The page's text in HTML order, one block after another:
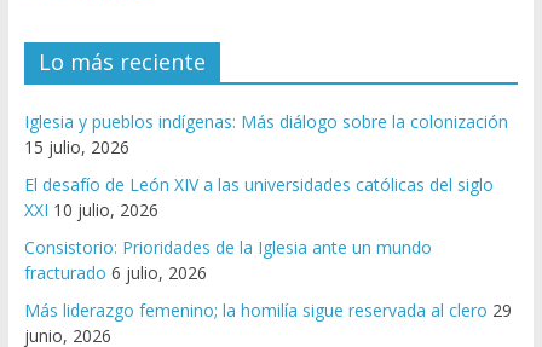
Lo más reciente
Iglesia y pueblos indígenas: Más diálogo sobre la colonización
15 julio, 2026
El desafío de León XIV a las universidades católicas del siglo
XXI 10 julio, 2026
Consistorio: Prioridades de la Iglesia ante un mundo
fracturado 6 julio, 2026
Más liderazgo femenino; la homilía sigue reservada al clero 29
junio, 2026